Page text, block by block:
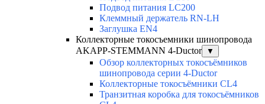
Подвод питания LC200
Клеммный держатель RN-LH
Заглушка EN4
Коллекторные токосъемники шинопровода
AKAPP-STEMMANN 4-Ductor
▼
Обзор коллекторных токосъёмников
шинопровода серии 4-Ductor
Коллекторные токосъёмники CL4
Транзитная коробка для токосъёмников